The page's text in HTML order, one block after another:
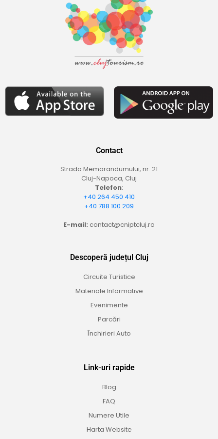
Contact
Strada Memorandumului, nr. 21
Cluj-Napoca, Cluj
Telefon:
+40 264 450 410
+40 788 100 209
E-mail: contact@cniptcluj.ro
Descoperă județul Cluj
Circuite Turistice
Materiale Informative
Evenimente
Parcări
Închirieri Auto
Link-uri rapide
Blog
FAQ
Numere Utile
Harta Website